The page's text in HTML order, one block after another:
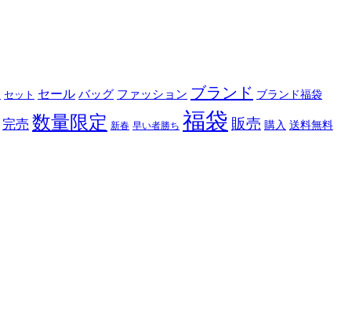
セット セール バッグ ファッション ブランド ブランド福袋
完売 数量限定 新春 早い者勝ち 福袋 販売 購入 送料無料